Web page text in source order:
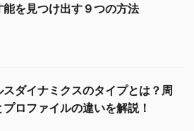
能を見つけ出す９つの方法
スダイナミクスのタイプとは？周
プロファイルの違いを解説！